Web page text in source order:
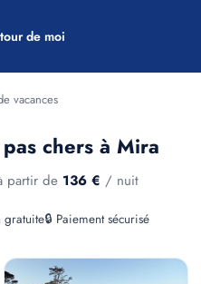
de moi
vacances
chers à Mira
partir de 136 € / nuit
gratuite🔒 Paiement sécurisé